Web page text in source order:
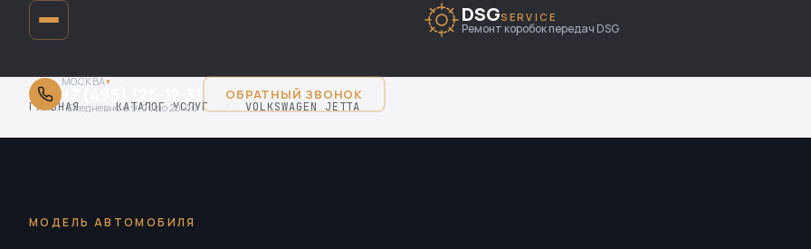
DSGSERVICE
Ремонт коробок передач DSG
МОСКВА▾
Ежедневно с 9:00 до 20:00
ОБРАТНЫЙ ЗВОНОК
ГЛАВНАЯ › КАТАЛОГ УСЛУГ VOLKSWAGEN JETTA
МОДЕЛЬ АВТОМОБИЛЯ